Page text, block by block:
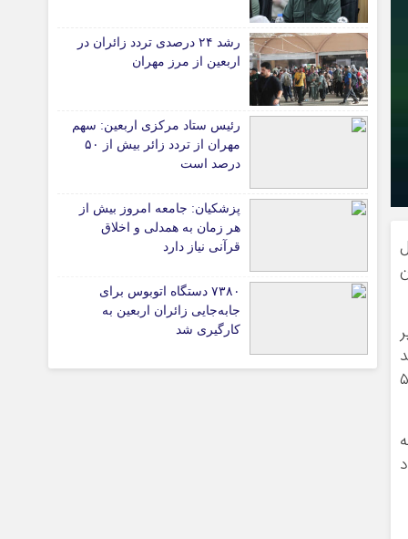
یادداشت روز
اطلاعیه
پیام تبریک ماناسپهر
پیوندهای سایت
۳۳ ریال
نخست امسال رشد ۵۶
رشد ۲۴ درصدی تردد زائران در
اربعین از مرز مهران
رئیس ستاد مرکزی اربعین: سهم
مهران از تردد زائر بیش از ۵۰
درصد است
پزشکیان: جامعه امروز بیش از
هر زمان به همدلی و اخلاق
قرآنی نیاز دارد
۷۳۸۰ دستگاه اتوبوس برای
جابه‌جایی زائران اربعین به‌
کارگیری شد